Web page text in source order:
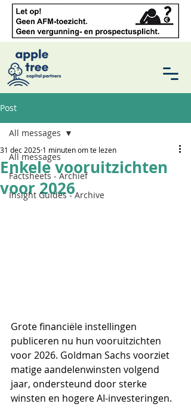
Post
All messages
Factsheets - Archief
Insight Guides - Archive
All messages
Enkele vooruitzichten
voor 2026
31 dec 2025 1 minuten om te lezen
Grote financiële instellingen
publiceren nu hun vooruitzichten
voor 2026. Goldman Sachs voorziet
matige aandelenwinsten volgend
jaar, ondersteund door sterke
winsten en hogere AI-investeringen.